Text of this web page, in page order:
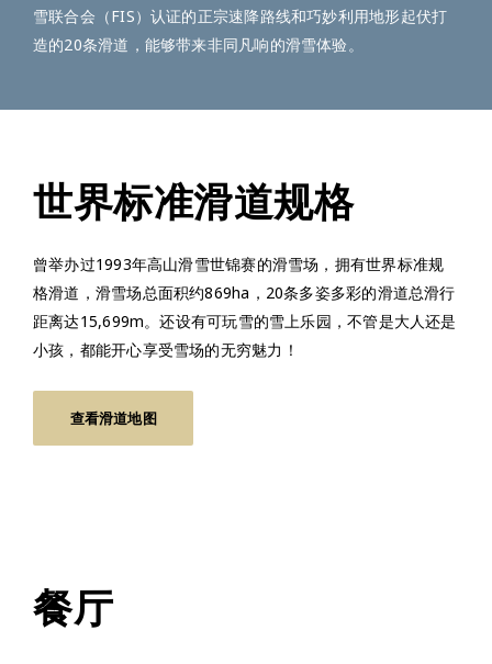
雪联合会（FIS）认证的正宗速降路线和巧妙利用地形起伏打
造的20条滑道，能够带来非同凡响的滑雪体验。
世界标准滑道规格
曾举办过1993年高山滑雪世锦赛的滑雪场，拥有世界标准规
格滑道，滑雪场总面积约869ha，20条多姿多彩的滑道总滑行
距离达15,699m。还设有可玩雪的雪上乐园，不管是大人还是
小孩，都能开心享受雪场的无穷魅力！
查看滑道地图
餐厅